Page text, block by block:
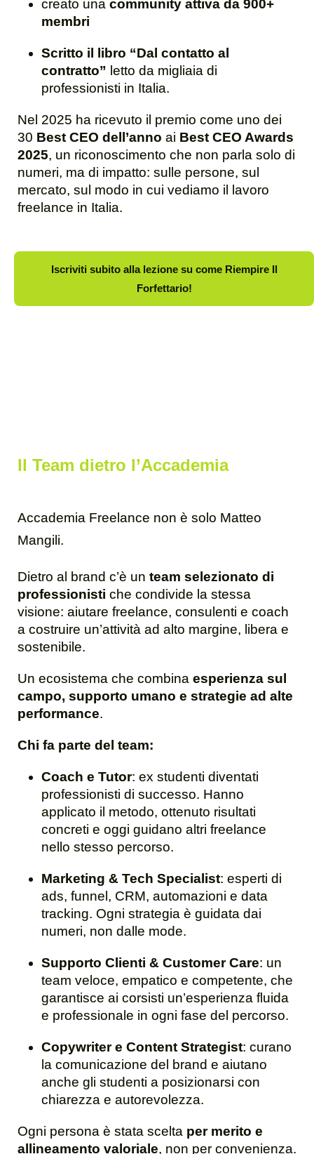
creato una community attiva da 900+
membri
Scritto il libro “Dal contatto al
contratto” letto da migliaia di
professionisti in Italia.
Nel 2025 ha ricevuto il premio come uno dei
30 Best CEO dell’anno ai Best CEO Awards
2025, un riconoscimento che non parla solo di
numeri, ma di impatto: sulle persone, sul
mercato, sul modo in cui vediamo il lavoro
freelance in Italia.
Iscriviti subito alla lezione su come Riempire Il
Forfettario!
Il Team dietro l’Accademia
Accademia Freelance non è solo Matteo
Mangili.
Dietro al brand c’è un team selezionato di
professionisti che condivide la stessa
visione: aiutare freelance, consulenti e coach
a costruire un’attività ad alto margine, libera e
sostenibile.
Un ecosistema che combina esperienza sul
campo, supporto umano e strategie ad alte
performance.
Chi fa parte del team:
Coach e Tutor: ex studenti diventati
professionisti di successo. Hanno
applicato il metodo, ottenuto risultati
concreti e oggi guidano altri freelance
nello stesso percorso.
Marketing & Tech Specialist: esperti di
ads, funnel, CRM, automazioni e data
tracking. Ogni strategia è guidata dai
numeri, non dalle mode.
Supporto Clienti & Customer Care: un
team veloce, empatico e competente, che
garantisce ai corsisti un’esperienza fluida
e professionale in ogni fase del percorso.
Copywriter e Content Strategist: curano
la comunicazione del brand e aiutano
anche gli studenti a posizionarsi con
chiarezza e autorevolezza.
Ogni persona è stata scelta per merito e
allineamento valoriale, non per convenienza.